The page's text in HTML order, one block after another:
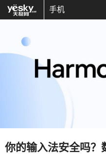
手机
你的输入法安全吗？